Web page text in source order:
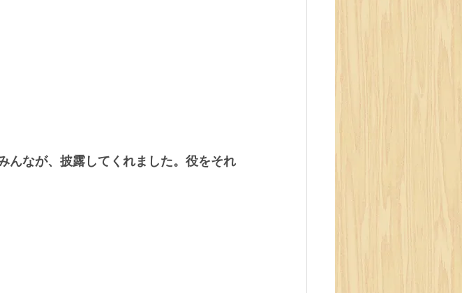
なが、披露してくれました。役をそれ